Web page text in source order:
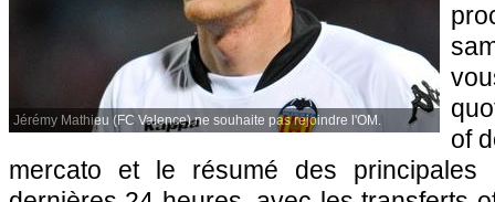
Jérémy Mathieu (FC Valence) ne souhaite pas rejoindre l'OM.
of
mercato et le résumé des principales